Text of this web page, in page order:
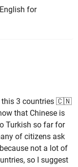
for
this 3 countries 🇨🇳
that Chinese is
Turkish so far for
of citizens ask
not a lot of
so I suggest